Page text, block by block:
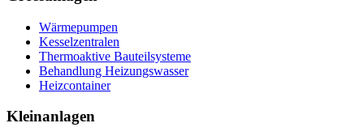
Wärmepumpen
Kesselzentralen
Thermoaktive Bauteilsysteme
Behandlung Heizungswasser
Heizcontainer
Kleinanlagen